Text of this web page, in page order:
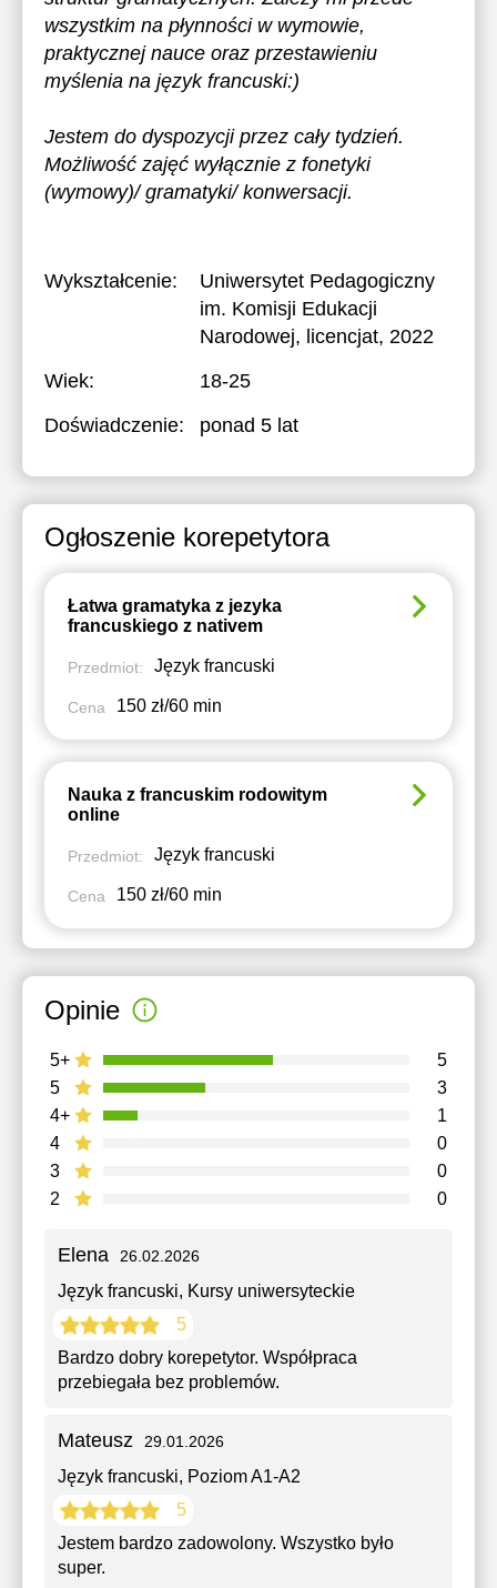
wszystkim na płynności w wymowie,
praktycznej nauce oraz przestawieniu
myślenia na język francuski:)
Jestem do dyspozycji przez cały tydzień.
Możliwość zajęć wyłącznie z fonetyki
(wymowy)/ gramatyki/ konwersacji.
Wykształcenie:
Uniwersytet Pedagogiczny
im. Komisji Edukacji
Narodowej, licencjat, 2022
Wiek:
18-25
Doświadczenie:
ponad 5 lat
Ogłoszenie korepetytora
Łatwa gramatyka z jezyka
francuskiego z nativem
Przedmiot: Język francuski
Cena 150 zł/60 min
Nauka z francuskim rodowitym
online
Przedmiot: Język francuski
Cena 150 zł/60 min
Opinie
2 0
3 0
4 0
4+ 1
5 3
5+ 5
Elena 26.02.2026
Język francuski, Kursy uniwersyteckie
5
Bardzo dobry korepetytor. Współpraca
przebiegała bez problemów.
Mateusz 29.01.2026
Język francuski, Poziom A1-A2
5
Jestem bardzo zadowolony. Wszystko było
super.